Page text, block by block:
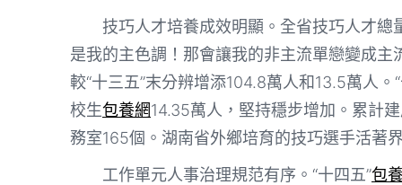
技巧人才培養成效明顯。全省技巧人才總
是我的主色調！那會讓我的非主流單戀變成
較“十三五”末分辨增添104.8萬人和13.5萬人
校生包養網14.35萬人，堅持穩步增加。累計
務室165個。湖南省外鄉培育的技巧選手活著
工作單元人事治理規范有序。“十四五”包